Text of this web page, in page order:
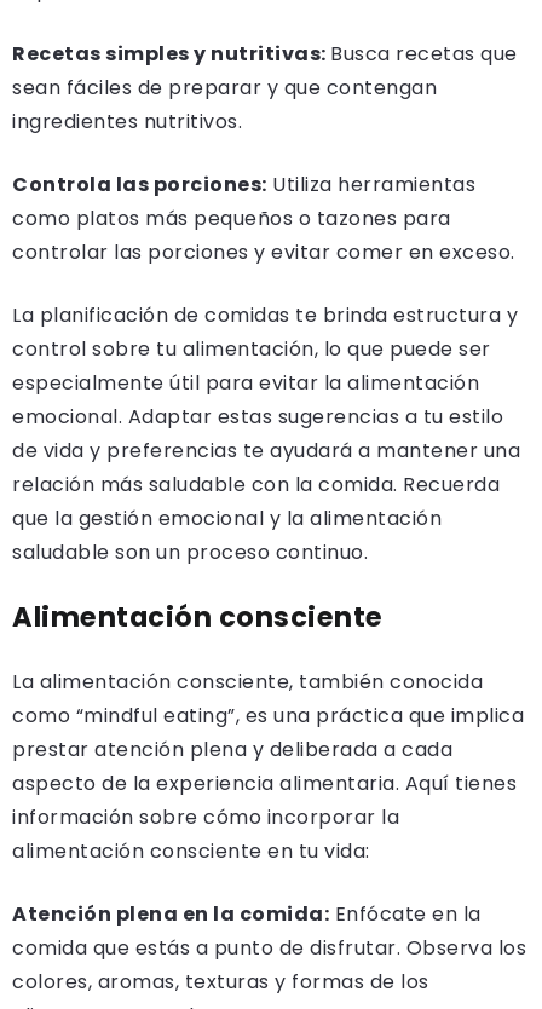
Recetas simples y nutritivas: Busca recetas que
sean fáciles de preparar y que contengan
ingredientes nutritivos.
Controla las porciones: Utiliza herramientas
como platos más pequeños o tazones para
controlar las porciones y evitar comer en exceso.
La planificación de comidas te brinda estructura y
control sobre tu alimentación, lo que puede ser
especialmente útil para evitar la alimentación
emocional. Adaptar estas sugerencias a tu estilo
de vida y preferencias te ayudará a mantener una
relación más saludable con la comida. Recuerda
que la gestión emocional y la alimentación
saludable son un proceso continuo.
Alimentación consciente
La alimentación consciente, también conocida
como “mindful eating”, es una práctica que implica
prestar atención plena y deliberada a cada
aspecto de la experiencia alimentaria. Aquí tienes
información sobre cómo incorporar la
alimentación consciente en tu vida:
Atención plena en la comida: Enfócate en la
comida que estás a punto de disfrutar. Observa los
colores, aromas, texturas y formas de los